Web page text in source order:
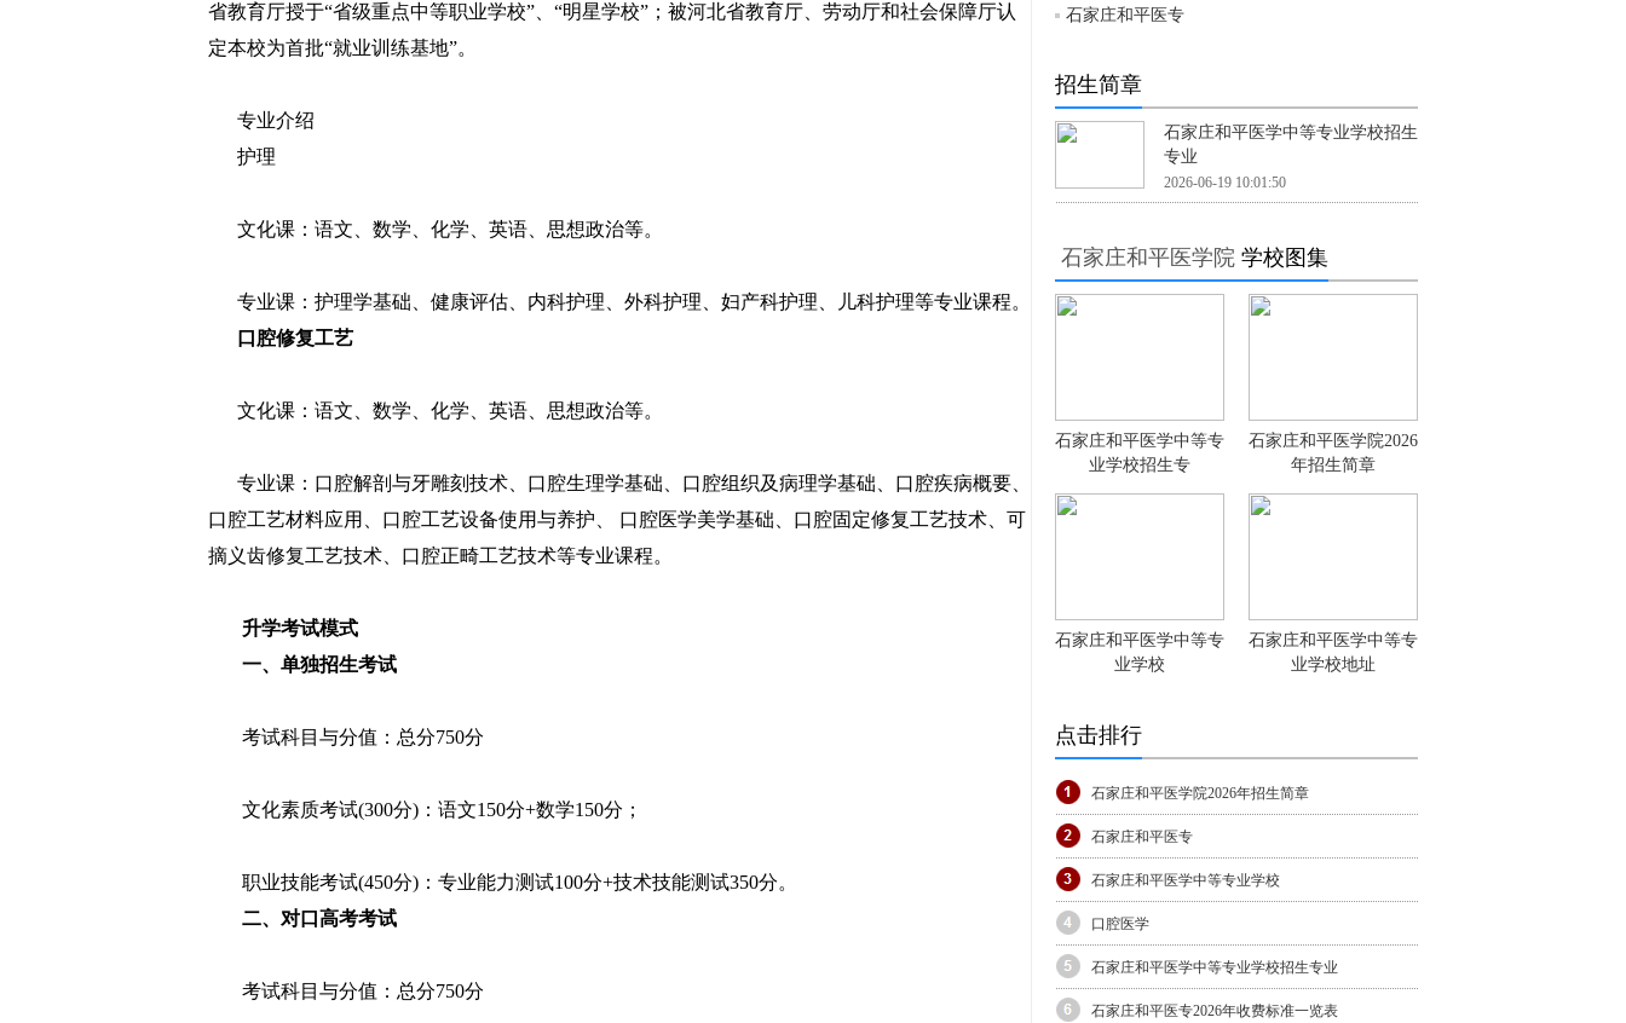
省教育厅授于“省级重点中等职业学校”、“明星学校”；被河北省教育厅、劳动厅和社会保障厅认
定本校为首批“就业训练基地”。
专业介绍
护理
文化课：语文、数学、化学、英语、思想政治等。
专业课：护理学基础、健康评估、内科护理、外科护理、妇产科护理、儿科护理等专业课程。
口腔修复工艺
文化课：语文、数学、化学、英语、思想政治等。
专业课：口腔解剖与牙雕刻技术、口腔生理学基础、口腔组织及病理学基础、口腔疾病概要、
口腔工艺材料应用、口腔工艺设备使用与养护、 口腔医学美学基础、口腔固定修复工艺技术、可
摘义齿修复工艺技术、口腔正畸工艺技术等专业课程。
升学考试模式
一、单独招生考试
考试科目与分值：总分750分
文化素质考试(300分)：语文150分+数学150分；
职业技能考试(450分)：专业能力测试100分+技术技能测试350分。
二、对口高考考试
考试科目与分值：总分750分
石家庄和平医专
招生简章
石家庄和平医学中等专业学校招生
专业
2026-06-19 10:01:50
石家庄和平医学院 学校图集
石家庄和平医学中等专
业学校招生专
石家庄和平医学院2026
年招生简章
石家庄和平医学中等专
业学校
石家庄和平医学中等专
业学校地址
点击排行
石家庄和平医学院2026年招生简章
石家庄和平医专
石家庄和平医学中等专业学校
口腔医学
石家庄和平医学中等专业学校招生专业
石家庄和平医专2026年收费标准一览表